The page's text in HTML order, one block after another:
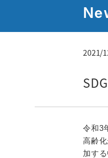
2021/
令和3
高齢
加す